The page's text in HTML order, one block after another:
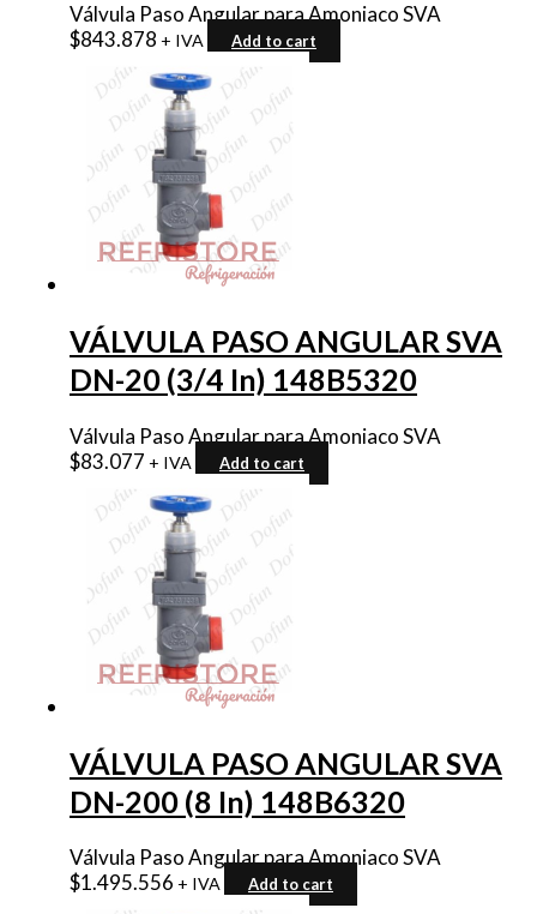
Válvula Paso Angular para Amoniaco SVA
$843.878 + IVA Add to cart
VÁLVULA PASO ANGULAR SVA
DN-20 (3/4 In) 148B5320
Válvula Paso Angular para Amoniaco SVA
$83.077 + IVA Add to cart
VÁLVULA PASO ANGULAR SVA
DN-200 (8 In) 148B6320
Válvula Paso Angular para Amoniaco SVA
$1.495.556 + IVA Add to cart